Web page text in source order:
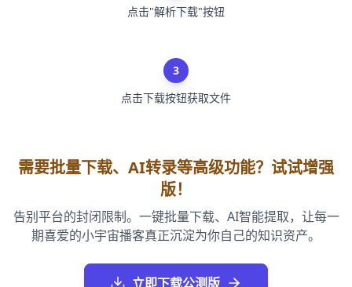
点击"解析下载"按钮
3
点击下载按钮获取文件
需要批量下载、AI转录等高级功能？试试增强
版！
告别平台的封闭限制。一键批量下载、AI智能提取，让每一
期喜爱的小宇宙播客真正沉淀为你自己的知识资产。
立即下载公测版